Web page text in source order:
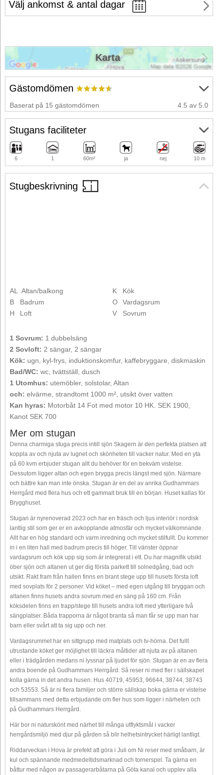
Välj ankomst & antal dagar
Stugbeskrivning
AL
Altan/balkong
B
Badrum
H
Loft
K
Kök
O
Vardagsrum
V
Sovrum
1 Sovrum: 1 dubbelsäng
2 Sovloft: 2 sängar, 2 sängar
Kök: ugn, kyl-frys, induktionskomfur, kaffebryggare, diskmaskin
Bad/WC: wc, tvättställ, dusch
1 Utomhus: utemöbler, solstolar, Altan
och: elvärme, strandtomt 1000 m², utsikt över vatten
Kan hyras: Motorbåt 14 Fot med motor 10 HK. SEK 1900,
Kanot SEK 700
Mer om stugan
Denna charmiga stuga precis intill sjön Skagern är den perfekta platsen att
koppla av och njuta av lugnet och skönheten till vacker natur. Med en yta
på 60 kvm erbjuder stugan allt du behöver för en bekväm vistelse.
Dessutom ligger altan och egen brygga precis längst med sjön. Närmare
och bättre kan man inte önska. Stugan är en del av anrika Gudhammars
Herrgård med flera hus och ett gammalt bruk till en början. Huset kallas för
Brygghuset.
Stugan är nyrenoverad 2023 och har en fräsch och ljus interiör i nordisk
lantlig stil som ger er en avkopplande atmosfär och mycket välkomnande.
Allt har en hög standard och varm inredning och mycket stilfullt. Du kommer
in i en liten hall med badrum precis till höger. Till vänster öppnar
vardagsrum och kök upp sig som är integrerat i ett. Du har magnifik utsikt
öber sjön och altanen ut ger dig första parkett till solnedgång, bad och
utsikt. Rakt fram från hallen finns en brant stege upp till husets första loft
med sovplats för 2 personer. Vid köket – med egen utgång till bryggan och
altanen finns husets andra sovrum med en säng på 160 cm. Från
köksdelen finns en trapp/stege till husets andra loft med ytterligare två
sängplatser. Båda trapporna är något branta så man får se upp man har
barn eller svårt att ta sig upp och ner.
Vardagsrummet har en sittgrupp med matplats och tv-hörna. Det fullt
utrustande köket ger möjlighet till läckra måltider att njuta av på altanen
eller i trädgården medans ni lyssnar på ljudet för sjön. Stugan är en av flera
andra boende på Gudhammars Herrgård. Så reser ni med fler i sällskapet
kolla gärna in det andra husen. Hus 40719, 45953, 96644, 38744, 38743
och 53553. Så är ni flera familjer och större sällskap boka gärna er vistelse
tillsammans med detta erbjudande om fler hus som ligger i närheten och
på Gudhammars Herrgård.
Här bor ni naturskönt med närhet till många utflyktsmål i vacker
herrgårdsmiljö med djur på gården så blir helhetsintrycket härligt lantligt.
Riddarveckan i Hova är prefekt att göra i Juli om Ni reser med småbarn, är
kul och spännande medmedeltidsmarknad och tornerspel. Ta gärna en
båttur med någon av passagerarbåtarna på Göta kanal och upplev alla
Gästomdömen
Baserat på 15 gästomdömen 4.5 av 5.0
Stugans faciliteter
6 1 60m² ja nej 10 m
Karta